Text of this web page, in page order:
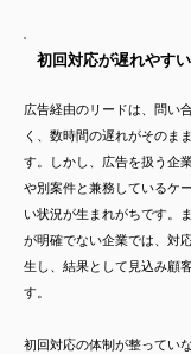
初回対応が遅れやす
広告経由のリードは、問い
く、数時間の遅れがそのま
す。しかし、広告を扱う企
や別案件と兼務しているケ
い状況が生まれがちです。
が明確でない企業では、対
生し、結果として見込み顧
す。
初回対応の体制が整ってい